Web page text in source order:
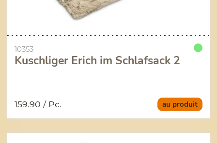
10353
Kuschliger Erich im Schlafsack 2
au produit
159.90 / Pc.